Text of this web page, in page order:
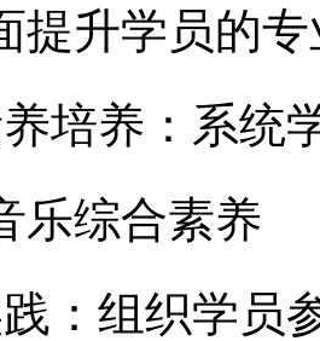
提升学员的
养培养：系统
乐综合素养
践：组织学员